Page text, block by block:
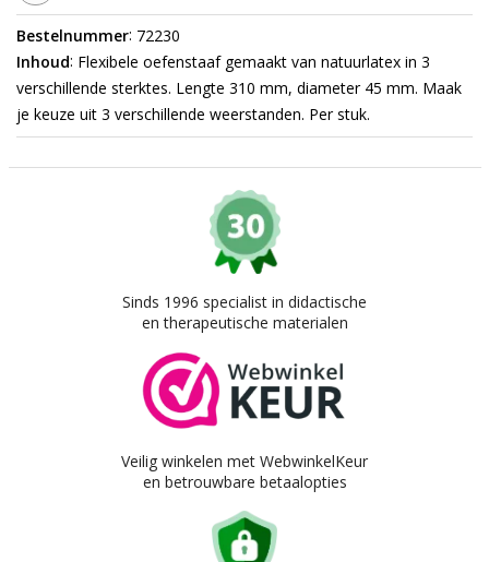
Bestelnummer: 72230
Inhoud: Flexibele oefenstaaf gemaakt van natuurlatex in 3
verschillende sterktes. Lengte 310 mm, diameter 45 mm. Maak
je keuze uit 3 verschillende weerstanden. Per stuk.
Sinds 1996 specialist in didactische
en therapeutische materialen
Veilig winkelen met WebwinkelKeur
en betrouwbare betaalopties